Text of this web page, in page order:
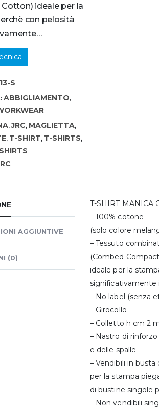
ideale per la
con pelosità
S
ABBIGLIAMENTO,
,JRC, MAGLIETTA,
, T-SHIRT, T-SHIRTS,
AGGIUNTIVE
(0)
T-SHIRT MANICA
– 100% cotone
(solo colore
– Tessuto
(Combed
ideale per la
significativamente
– No label (senza
– Girocollo
– Colletto h cm 2
– Nastro di
e delle spalle
– Vendibili in
per la stampa
di bustine singole
– Non vendibili